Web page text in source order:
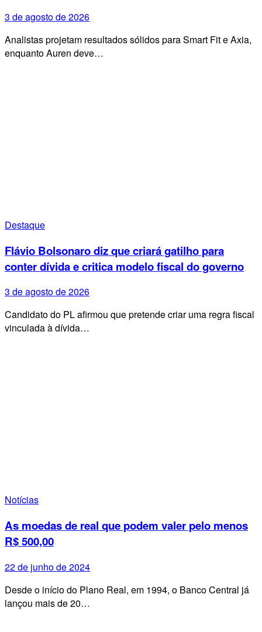
3 de agosto de 2026
Analistas projetam resultados sólidos para Smart Fit e Axia,
enquanto Auren deve…
Destaque
Flávio Bolsonaro diz que criará gatilho para
conter dívida e critica modelo fiscal do governo
3 de agosto de 2026
Candidato do PL afirmou que pretende criar uma regra fiscal
vinculada à dívida…
Notícias
As moedas de real que podem valer pelo menos
R$ 500,00
22 de junho de 2024
Desde o início do Plano Real, em 1994, o Banco Central já
lançou mais de 20…